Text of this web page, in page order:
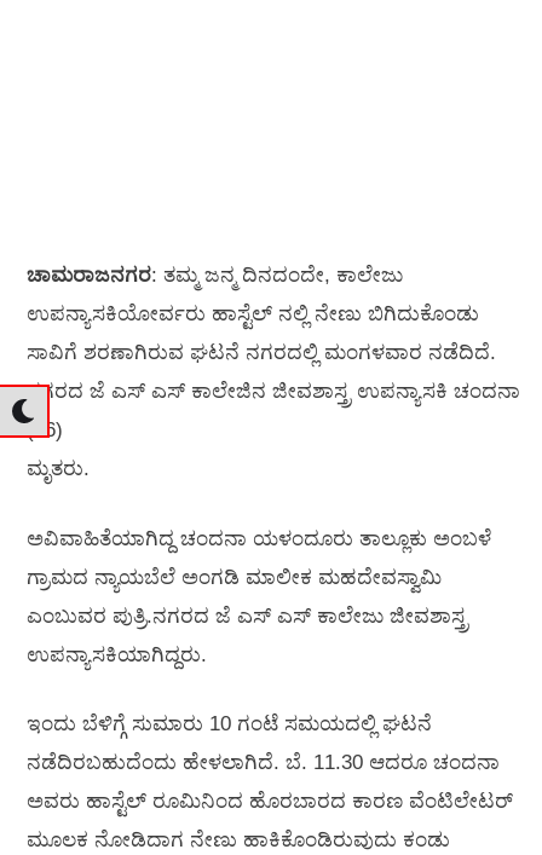
ಚಾಮರಾಜನಗರ: ತಮ್ಮ ಜನ್ಮ ದಿನದಂದೇ, ಕಾಲೇಜು
ಉಪನ್ಯಾಸಕಿಯೋರ್ವರು ಹಾಸ್ಟೆಲ್ ನಲ್ಲಿ ನೇಣು ಬಿಗಿದುಕೊಂಡು
ಸಾವಿಗೆ ಶರಣಾಗಿರುವ ಘಟನೆ ನಗರದಲ್ಲಿ ಮಂಗಳವಾರ ನಡೆದಿದೆ.
ನಗರದ ಜೆ ಎಸ್ ಎಸ್ ಕಾಲೇಜಿನ ಜೀವಶಾಸ್ತ್ರ ಉಪನ್ಯಾಸಕಿ ಚಂದನಾ
(26)
ಮೃತರು.
ಅವಿವಾಹಿತೆಯಾಗಿದ್ದ ಚಂದನಾ ಯಳಂದೂರು ತಾಲ್ಲೂಕು ಅಂಬಳೆ
ಗ್ರಾಮದ ನ್ಯಾಯಬೆಲೆ ಅಂಗಡಿ ಮಾಲೀಕ ಮಹದೇವಸ್ವಾಮಿ
ಎಂಬುವರ ಪುತ್ರಿ.ನಗರದ ಜೆ ಎಸ್ ಎಸ್ ಕಾಲೇಜು ಜೀವಶಾಸ್ತ್ರ
ಉಪನ್ಯಾಸಕಿಯಾಗಿದ್ದರು.
ಇಂದು ಬೆಳಿಗ್ಗೆ ಸುಮಾರು 10 ಗಂಟೆ ಸಮಯದಲ್ಲಿ ಘಟನೆ‌
ನಡೆದಿರಬಹುದೆಂದು ಹೇಳಲಾಗಿದೆ. ಬೆ. 11.30 ಆದರೂ ಚಂದನಾ
ಅವರು ಹಾಸ್ಟೆಲ್ ರೂಮಿನಿಂದ ಹೊರಬಾರದ ಕಾರಣ ವೆಂಟಿಲೇಟರ್
ಮೂಲಕ ನೋಡಿದಾಗ ನೇಣು ಹಾಕಿಕೊಂಡಿರುವುದು ಕಂಡು